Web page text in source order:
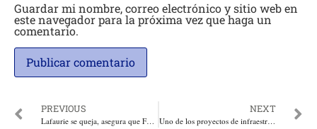
Guardar mi nombre, correo electrónico y sitio web en
este navegador para la próxima vez que haga un
comentario.
PREVIOUS
Lafaurie se queja, asegura que FEDEGAN ha presentado propuestas de solución por crisis lechera, pero ahí siguen
NEXT
Uno de los proyectos de infraestructura más importantes del territorio europeo lleva la luz verde de ARGOS